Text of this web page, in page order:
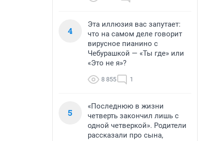
4
Эта иллюзия вас запутает:
что на самом деле говорит
вирусное пианино с
Чебурашкой — «Ты где» или
«Это не я»?
8 855 1
5
«Последнюю в жизни
четверть закончил лишь с
одной четверкой». Родители
рассказали про сына,